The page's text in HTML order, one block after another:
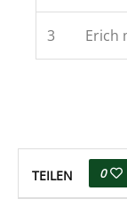
3 Erich
TEILEN 0